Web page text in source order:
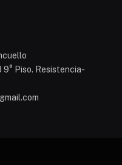
9° Piso. Resistencia-